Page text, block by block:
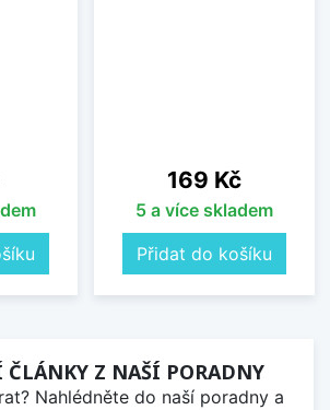
Cena
169 Kč
5 a více skladem
Přidat do košíku
ČLÁNKY Z NAŠÍ PORADNY
Nahlédněte do naší poradny a